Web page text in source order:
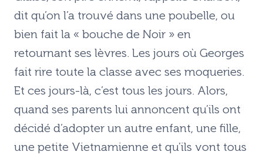
dit qu’on l’a trouvé dans une poubelle, ou
bien fait la « bouche de Noir » en
retournant ses lèvres. Les jours où Georges
fait rire toute la classe avec ses moqueries.
Et ces jours-là, c’est tous les jours. Alors,
quand ses parents lui annoncent qu’ils ont
décidé d’adopter un autre enfant, une fille,
une petite Vietnamienne et qu’ils vont tous